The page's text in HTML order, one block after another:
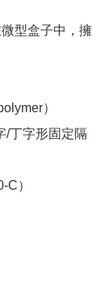
型盒子中，擁
）
/丁字形固定隔
）